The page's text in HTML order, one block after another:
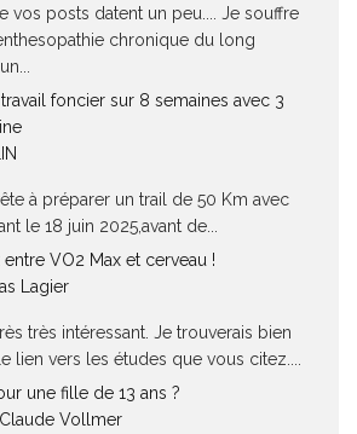
vos posts datent un peu.... Je souffre
chronique du long
foncier sur 8 semaines avec 3
à préparer un trail de 50 Km avec
le 18 juin 2025,avant de...
entre VO2 Max et cerveau !
Lagier
très intéressant. Je trouverais bien
lien vers les études que vous citez....
une fille de 13 ans ?
Vollmer